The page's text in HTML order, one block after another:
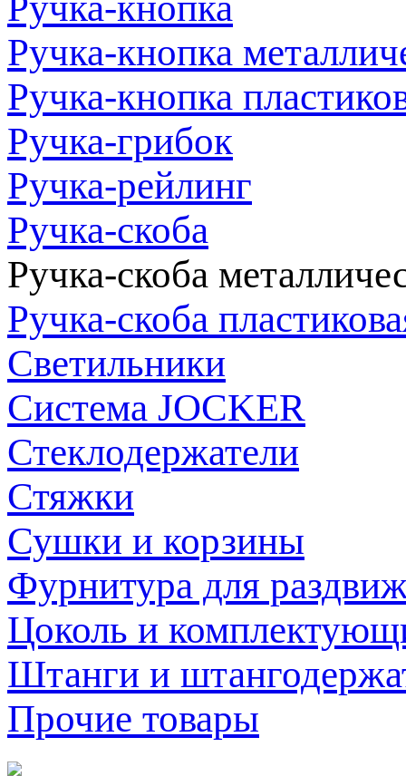
Ручка-кнопка
Ручка-кнопка
Ручка-грибок
Ручка-рейлинг
Ручка-скоба
Ручка-скоба
Ручка-скоба
Светильники
Система JOCKER
Стеклодержатели
Стяжки
Сушки и корзины
Фурнитура для
Цоколь и
Штанги и
Прочие товары